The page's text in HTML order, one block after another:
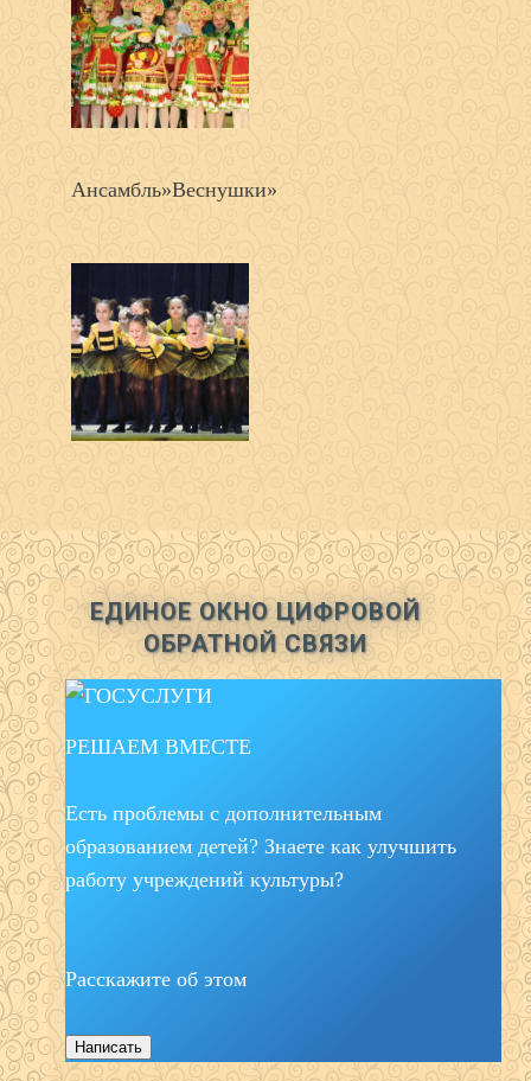
Ансамбль»Веснушки»
ЕДИНОЕ ОКНО ЦИФРОВОЙ
ОБРАТНОЙ СВЯЗИ
РЕШАЕМ ВМЕСТЕ
Есть проблемы с дополнительным
образованием детей? Знаете как улучшить
работу учреждений культуры?
Расскажите об этом
Написать